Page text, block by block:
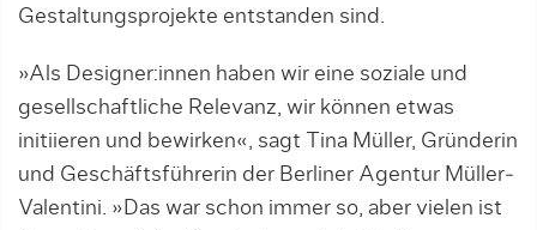
Gestaltungsprojekte entstanden sind.
»Als Designer:innen haben wir eine soziale und
gesellschaftliche Relevanz, wir können etwas
initiieren und bewirken«, sagt Tina Müller, Gründerin
und Geschäftsführerin der Berliner Agentur Müller­
Valentini. »Das war schon immer so, aber vielen ist